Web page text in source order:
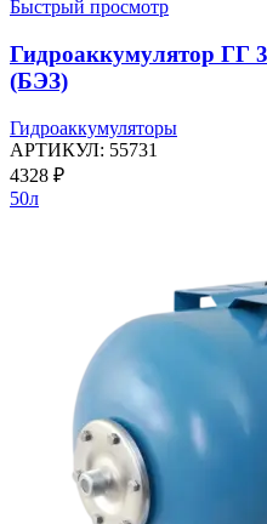
Быстрый просмотр
Гидроаккумулятор ГГ
(БЭЗ)
Гидроаккумуляторы
АРТИКУЛ: 55731
4328 ₽
50л